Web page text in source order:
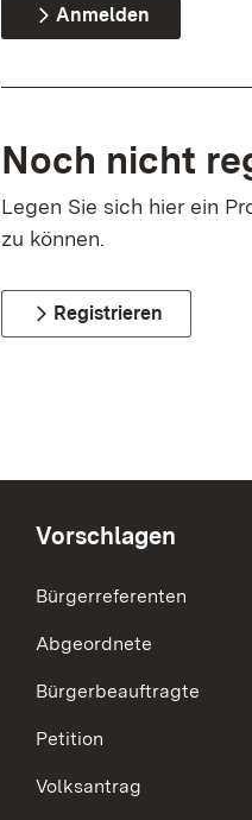
Anmelden
Noch nicht
Legen Sie sich hier ein
zu können.
Registrieren
Vorschlagen
Bürgerreferenten
Abgeordnete
Bürgerbeauftragte
Petition
Volksantrag